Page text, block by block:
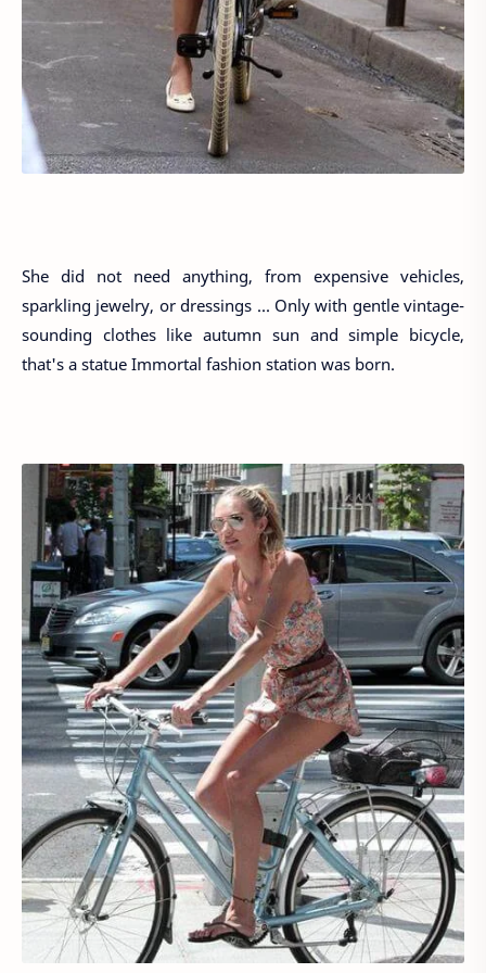
She did not need anything, from expensive vehicles,
sparkling jewelry, or dressings ... Only with gentle vintage-
sounding clothes like autumn sun and simple bicycle,
that's a statue Immortal fashion station was born.